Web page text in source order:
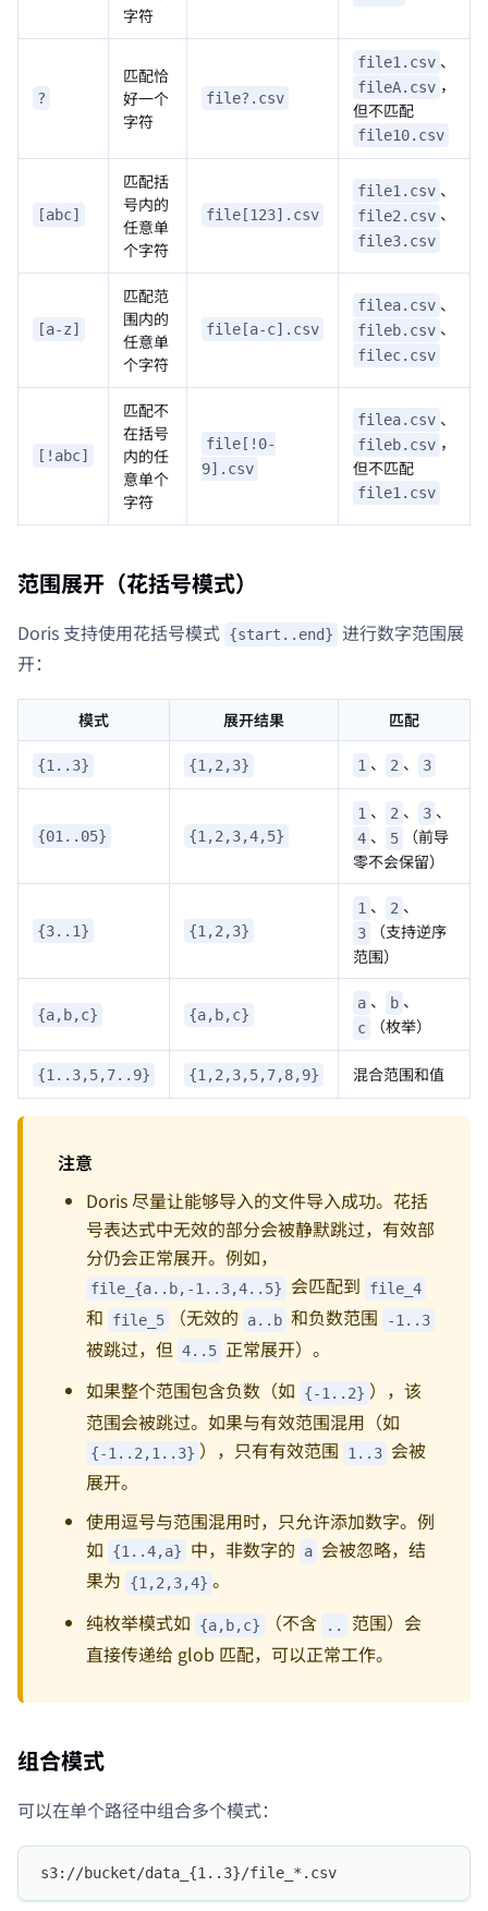
字符
?
匹配恰
好一个
字符
file?.csv
file1.csv 、
fileA.csv ，
但不匹配
file10.csv
[abc]
匹配括
号内的
任意单
个字符
file[123].csv
file1.csv 、
file2.csv 、
file3.csv
[a-z]
匹配范
围内的
任意单
个字符
file[a-c].csv
filea.csv 、
fileb.csv 、
filec.csv
[!abc]
匹配不
在括号
内的任
意单个
字符
file[!0-
9].csv
filea.csv 、
fileb.csv ，
但不匹配
file1.csv
范围展开（花括号模式）
Doris 支持使用花括号模式 {start..end} 进行数字范围展
开：
模式 展开结果 匹配
{1..3} {1,2,3} 1 、 2 、 3
{01..05} {1,2,3,4,5}
1 、 2 、 3 、
4 、 5
（前导
零不会保留）
{3..1} {1,2,3}
1 、 2 、
3
（支持逆序
范围）
{a,b,c} {a,b,c}
a 、 b 、
c （枚举）
{1..3,5,7..9} {1,2,3,5,7,8,9} 混合范围和值
注意
Doris 尽量让能够导入的文件导入成功。花括
号表达式中无效的部分会被静默跳过，有效部
分仍会正常展开。例如，
file_{a..b,-1..3,4..5} 会匹配到 file_4
和 file_5 （无效的 a..b 和负数范围 -1..3
被跳过，但 4..5 正常展开）。
如果整个范围包含负数（如
{-1..2} ），该
范围会被跳过。如果与有效范围混用（如
{-1..2,1..3} ），只有有效范围 1..3 会被
展开。
使用逗号与范围混用时，只允许添加数字。例
如
{1..4,a} 中，非数字的 a 会被忽略，结
果为
{1,2,3,4} 。
纯枚举模式如
{a,b,c} （不含 ..
范围）会
直接传递给 glob 匹配，可以正常工作。
组合模式
可以在单个路径中组合多个模式：
s3://bucket/data_{1..3}/file_*.csv